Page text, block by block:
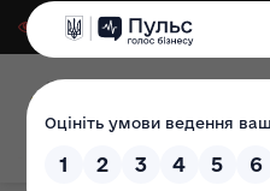
Для слабозорих|